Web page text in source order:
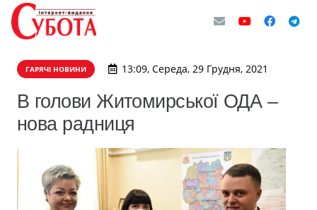
ГАРЯЧІ НОВИНИ 13:09, Середа, 29 Грудня, 2021
В голови Житомирської ОДА –
нова радниця